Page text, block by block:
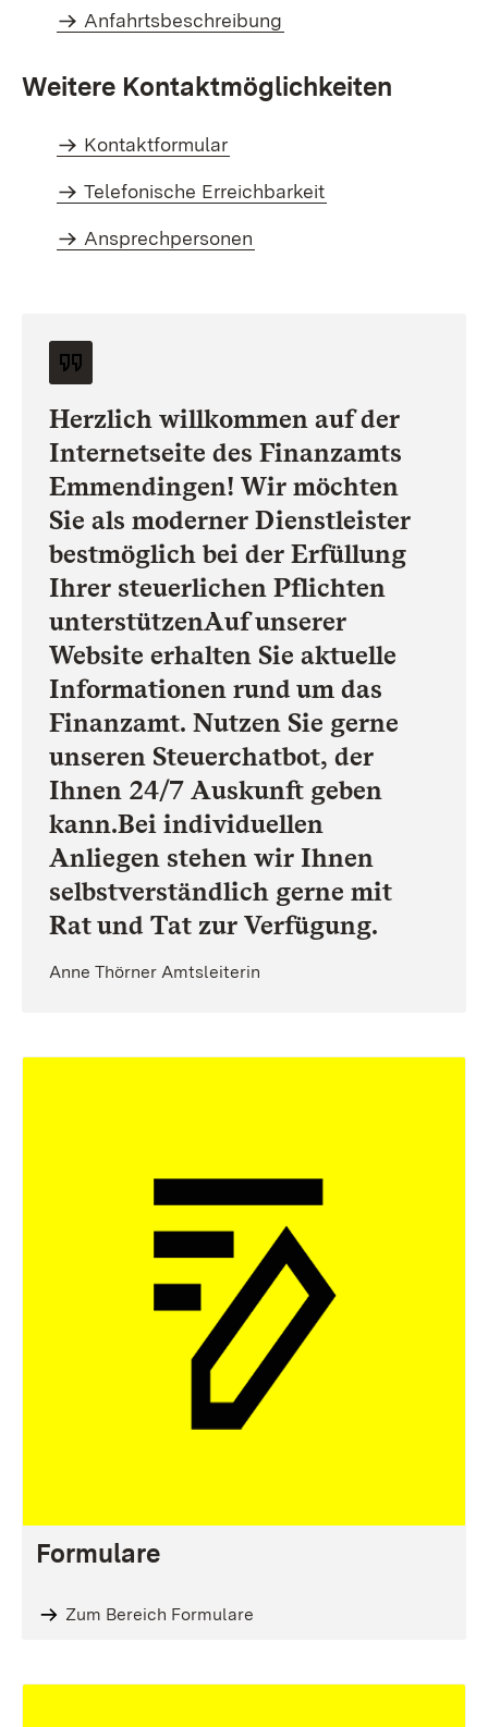
Anfahrtsbeschreibung
Weitere Kontaktmöglichkeiten
Kontaktformular
Telefonische Erreichbarkeit
Ansprechpersonen
Herzlich willkommen auf der
Internetseite des Finanzamts
Emmendingen! Wir möchten
Sie als moderner Dienstleister
bestmöglich bei der Erfüllung
Ihrer steuerlichen Pflichten
unterstützenAuf unserer
Website erhalten Sie aktuelle
Informationen rund um das
Finanzamt. Nutzen Sie gerne
unseren Steuerchatbot, der
Ihnen 24/7 Auskunft geben
kann.Bei individuellen
Anliegen stehen wir Ihnen
selbstverständlich gerne mit
Rat und Tat zur Verfügung.
Anne Thörner Amtsleiterin
Formulare
Zum Bereich Formulare